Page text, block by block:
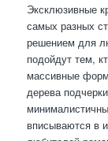
Эксклюзивные
самых разных
решением для
подойдут тем,
массивные
дерева
вписываются в